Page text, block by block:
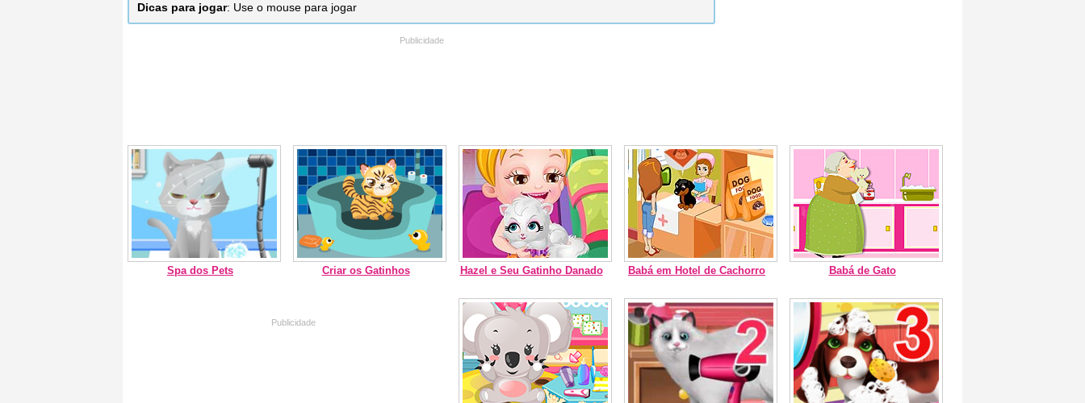
Dicas para jogar: Use o mouse para jogar
Spa dos Pets Criar os Gatinhos Hazel e Seu Gatinho Danado Babá em Hotel de Cachorro Babá de Gato